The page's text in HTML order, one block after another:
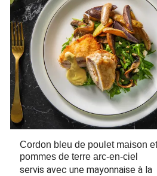
Cordon bleu de poulet maison et
pommes de terre arc-en-ciel
servis avec une mayonnaise à la